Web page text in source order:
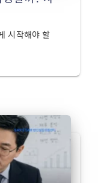
시작해야 할